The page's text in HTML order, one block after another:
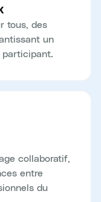
tous, des
un
participant.
collaboratif,
entre
du